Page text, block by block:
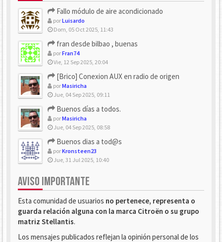
Fallo módulo de aire acondicionado
porLuisardo
Dom, 05 Oct 2025, 11:43
fran desde bilbao , buenas
porFran74
Vie, 12 Sep 2025, 20:04
[Brico] Conexion AUX en radio de origen
porMasiricha
Jue, 04 Sep 2025, 09:11
Buenos días a todos.
porMasiricha
Jue, 04 Sep 2025, 08:58
Buenos dias a tod@s
porKronsteen23
Jue, 31 Jul 2025, 10:40
AVISO IMPORTANTE
Esta comunidad de usuarios no pertenece, representa o
guarda relación alguna con la marca Citroën o su grupo
matriz Stellantis.
Los mensajes publicados reflejan la opinión personal de los